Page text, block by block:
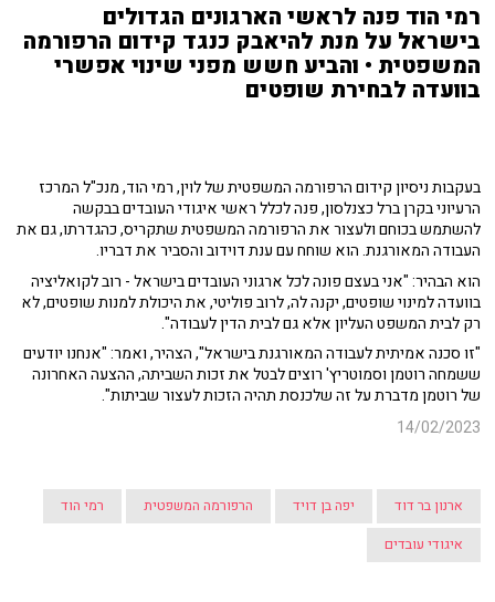
רמי הוד פנה לראשי הארגונים הגדולים
בישראל על מנת להיאבק כנגד קידום הרפורמה
המשפטית • והביע חשש מפני שינוי אפשרי
בוועדה לבחירת שופטים
בעקבות ניסיון קידום הרפורמה המשפטית של לוין, רמי הוד, מנכ"ל המרכז
הרעיוני בקרן ברל כצנלסון, פנה לכלל ראשי איגודי העובדים בבקשה
להשתמש בכוחם ולעצור את הרפורמה המשפטית שתקריס, כהגדרתו, גם את
העבודה המאורגנת. הוא שוחח עם ענת דוידוב והסביר את דבריו.
הוא הבהיר: "אני בעצם פונה לכל ארגוני העובדים בישראל - רוב לקואליציה
בוועדה למינוי שופטים, יקנה לה, לרוב פוליטי, את היכולת למנות שופטים, לא
רק לבית המשפט העליון אלא גם לבית הדין לעבודה".
"זו סכנה אמיתית לעבודה המאורגנת בישראל", הצהיר, ואמר: "אנחנו יודעים
ששמחה רוטמן וסמוטריץ' רוצים לבטל את זכות השביתה, ההצעה האחרונה
של רוטמן מדברת על זה שלכנסת תהיה הזכות לעצור שביתות".
14/02/2023
ארנון בר דוד יפה בן דויד הרפורמה המשפטית
רמי הוד
איגודי עובדים